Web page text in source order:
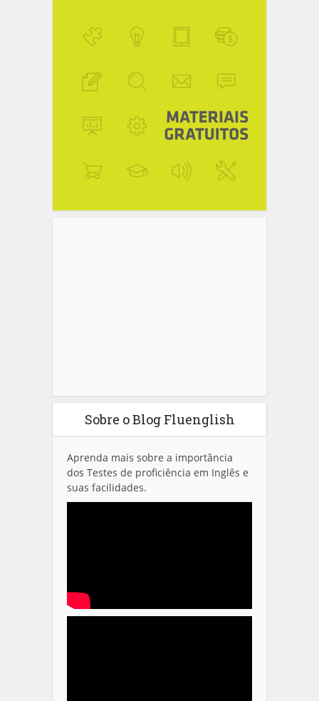
Sobre o Blog Fluenglish
Aprenda mais sobre a importância
dos Testes de proficiência em Inglês e
suas facilidades.